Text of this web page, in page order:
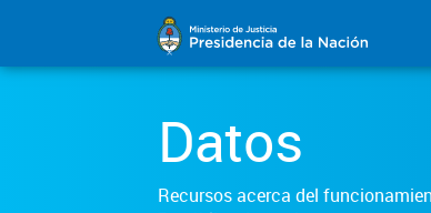
Datos
Recursos acerca del